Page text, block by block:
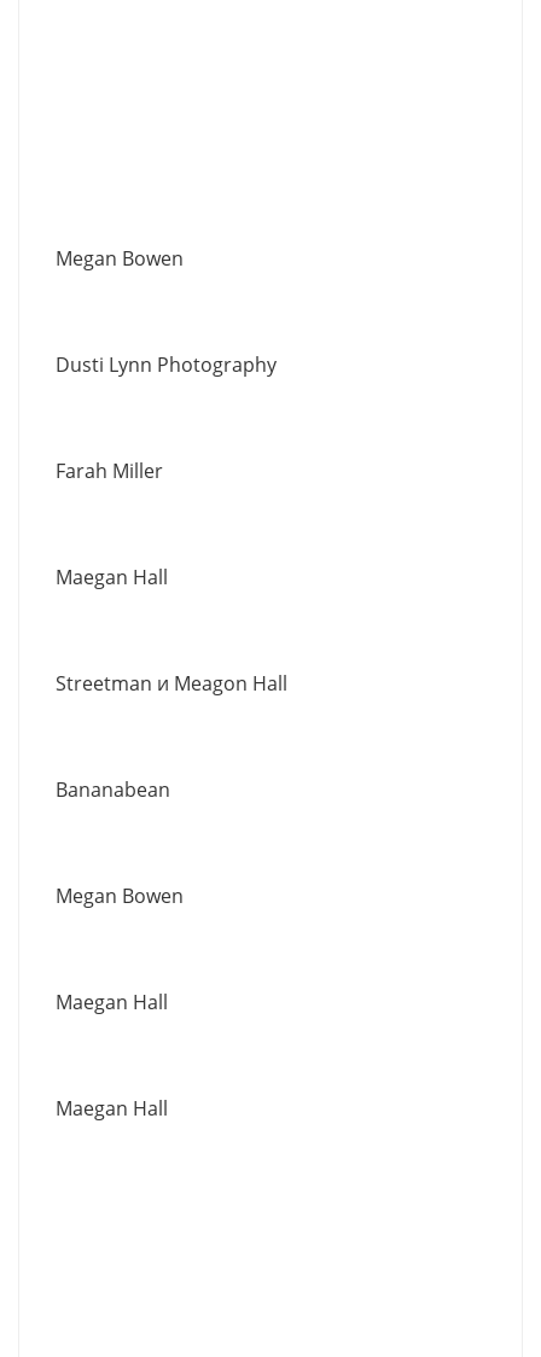
Megan Bowen
Dusti Lynn Photography
Farah Miller
Maegan Hall
Streetman и Meagon Hall
Bananabean
Megan Bowen
Maegan Hall
Maegan Hall